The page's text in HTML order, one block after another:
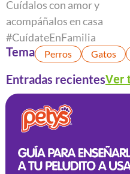
Cuídalos con amor y
acompáñalos en casa
#CuídateEnFamilia
Tema Perros Gatos
Entradas recientesVer